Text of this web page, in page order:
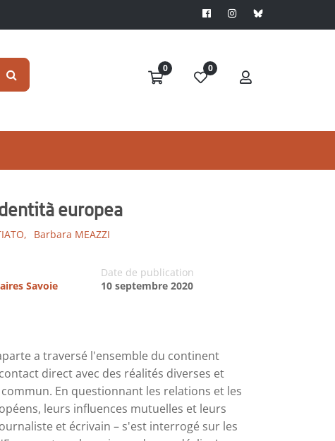
0 0
europea
Barbara MEAZZI
Savoie
Date de publication
10 septembre 2020
a traversé l'ensemble du continent
direct avec des réalités diverses et
En questionnant les relations et les
leurs influences mutuelles et leurs
et écrivain – s'est interrogé sur les